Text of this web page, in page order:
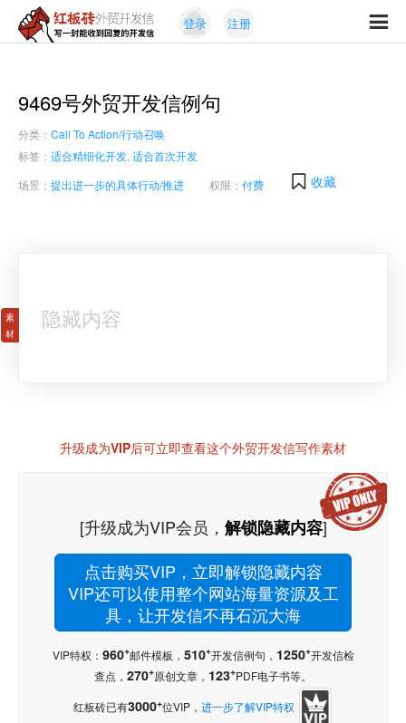
红
外
贸
开
发
信
封
能
收
到
回
登录 注册
9469号外贸开发信例句
分类： Call To Action/行动召唤
标签： 适合精细化开发 适合首次开发
场景： 提出进一步的具体行动/推进 权限： 付费 收藏
隐藏内容
升级成为VIP后可立即查看这个外贸开发信写作素材
[升级成为VIP会员， 解锁隐藏内容]
点击购买VIP，立即解锁隐藏内容
VIP还可以使用整个网站海量资源及工
具，让开发信不再石沉大海
VIP特权： 960+邮件模板， 510+开发信例句， 1250+开发信检
查点， 270+原创文章， 123+PDF电子书等。
红板砖已有3000+位VIP， 进一步了解VIP特权